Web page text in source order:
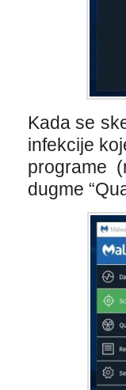
Kada se
infekcije
programe
dugme